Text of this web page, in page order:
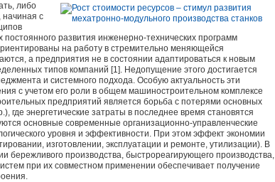
либо
начиная с
постоянного развития инженерно-технических программ
на работу в стремительно меняющейся
а предприятия не в состоянии адаптироваться к новым
типов компаний [1]. Недопущение этого достигается
и системного подхода. Особую актуальность эти
с учетом его роли в общем машиностроительном комплексе
предприятий является борьба с потерями основных
энергетические затраты в последнее время становятся
основные современные организационно-управленческие
уровня и эффективности. При этом эффект экономии
изготовлении, эксплуатации и ремонте, утилизации). В
производства, быстрореагирующего производства,
при их совместном применении обеспечивает получение